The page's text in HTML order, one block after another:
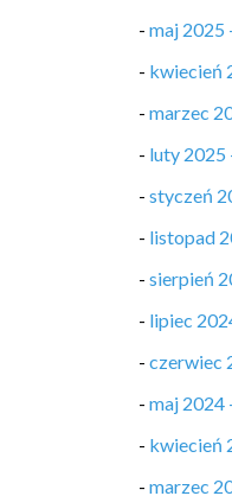
- maj 2025
- kwiecień
- marzec
- luty 2025
- styczeń
- listopad
- sierpień
- lipiec
- czerwiec
- maj 2024
- kwiecień
- marzec